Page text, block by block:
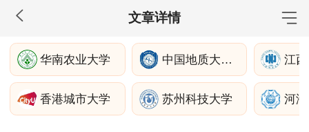
文章详情
MBA工商管理
院校库 考试报名 招生政策 学制学费
报名流程
考试真题
报考经验 招生简章
华南农业大学 中国地质大学(北京) 江
香港城市大学 苏州科技大学 河